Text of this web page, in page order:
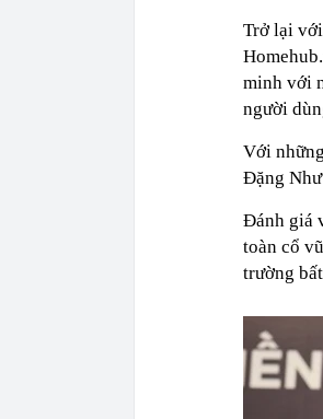
Trở lại
minh với
người
Với
Đặng
Đánh giá
toàn cổ
trường